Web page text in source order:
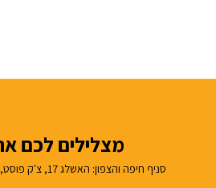
מצלילים לכם
סניף חיפה והצפון: האשלג 17, צ'ק פוסט, חיפה 1700-70-50-71